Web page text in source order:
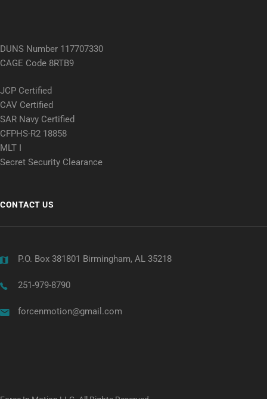
DUNS Number 117707330
CAGE Code 8RTB9
JCP Certified
CAV Certified
SAR Navy Certified
CFPHS-R2 18858
MLT I
Secret Security Clearance
CONTACT US
P.O. Box 381801 Birmingham, AL 35218
251-979-8790
forcenmotion@gmail.com